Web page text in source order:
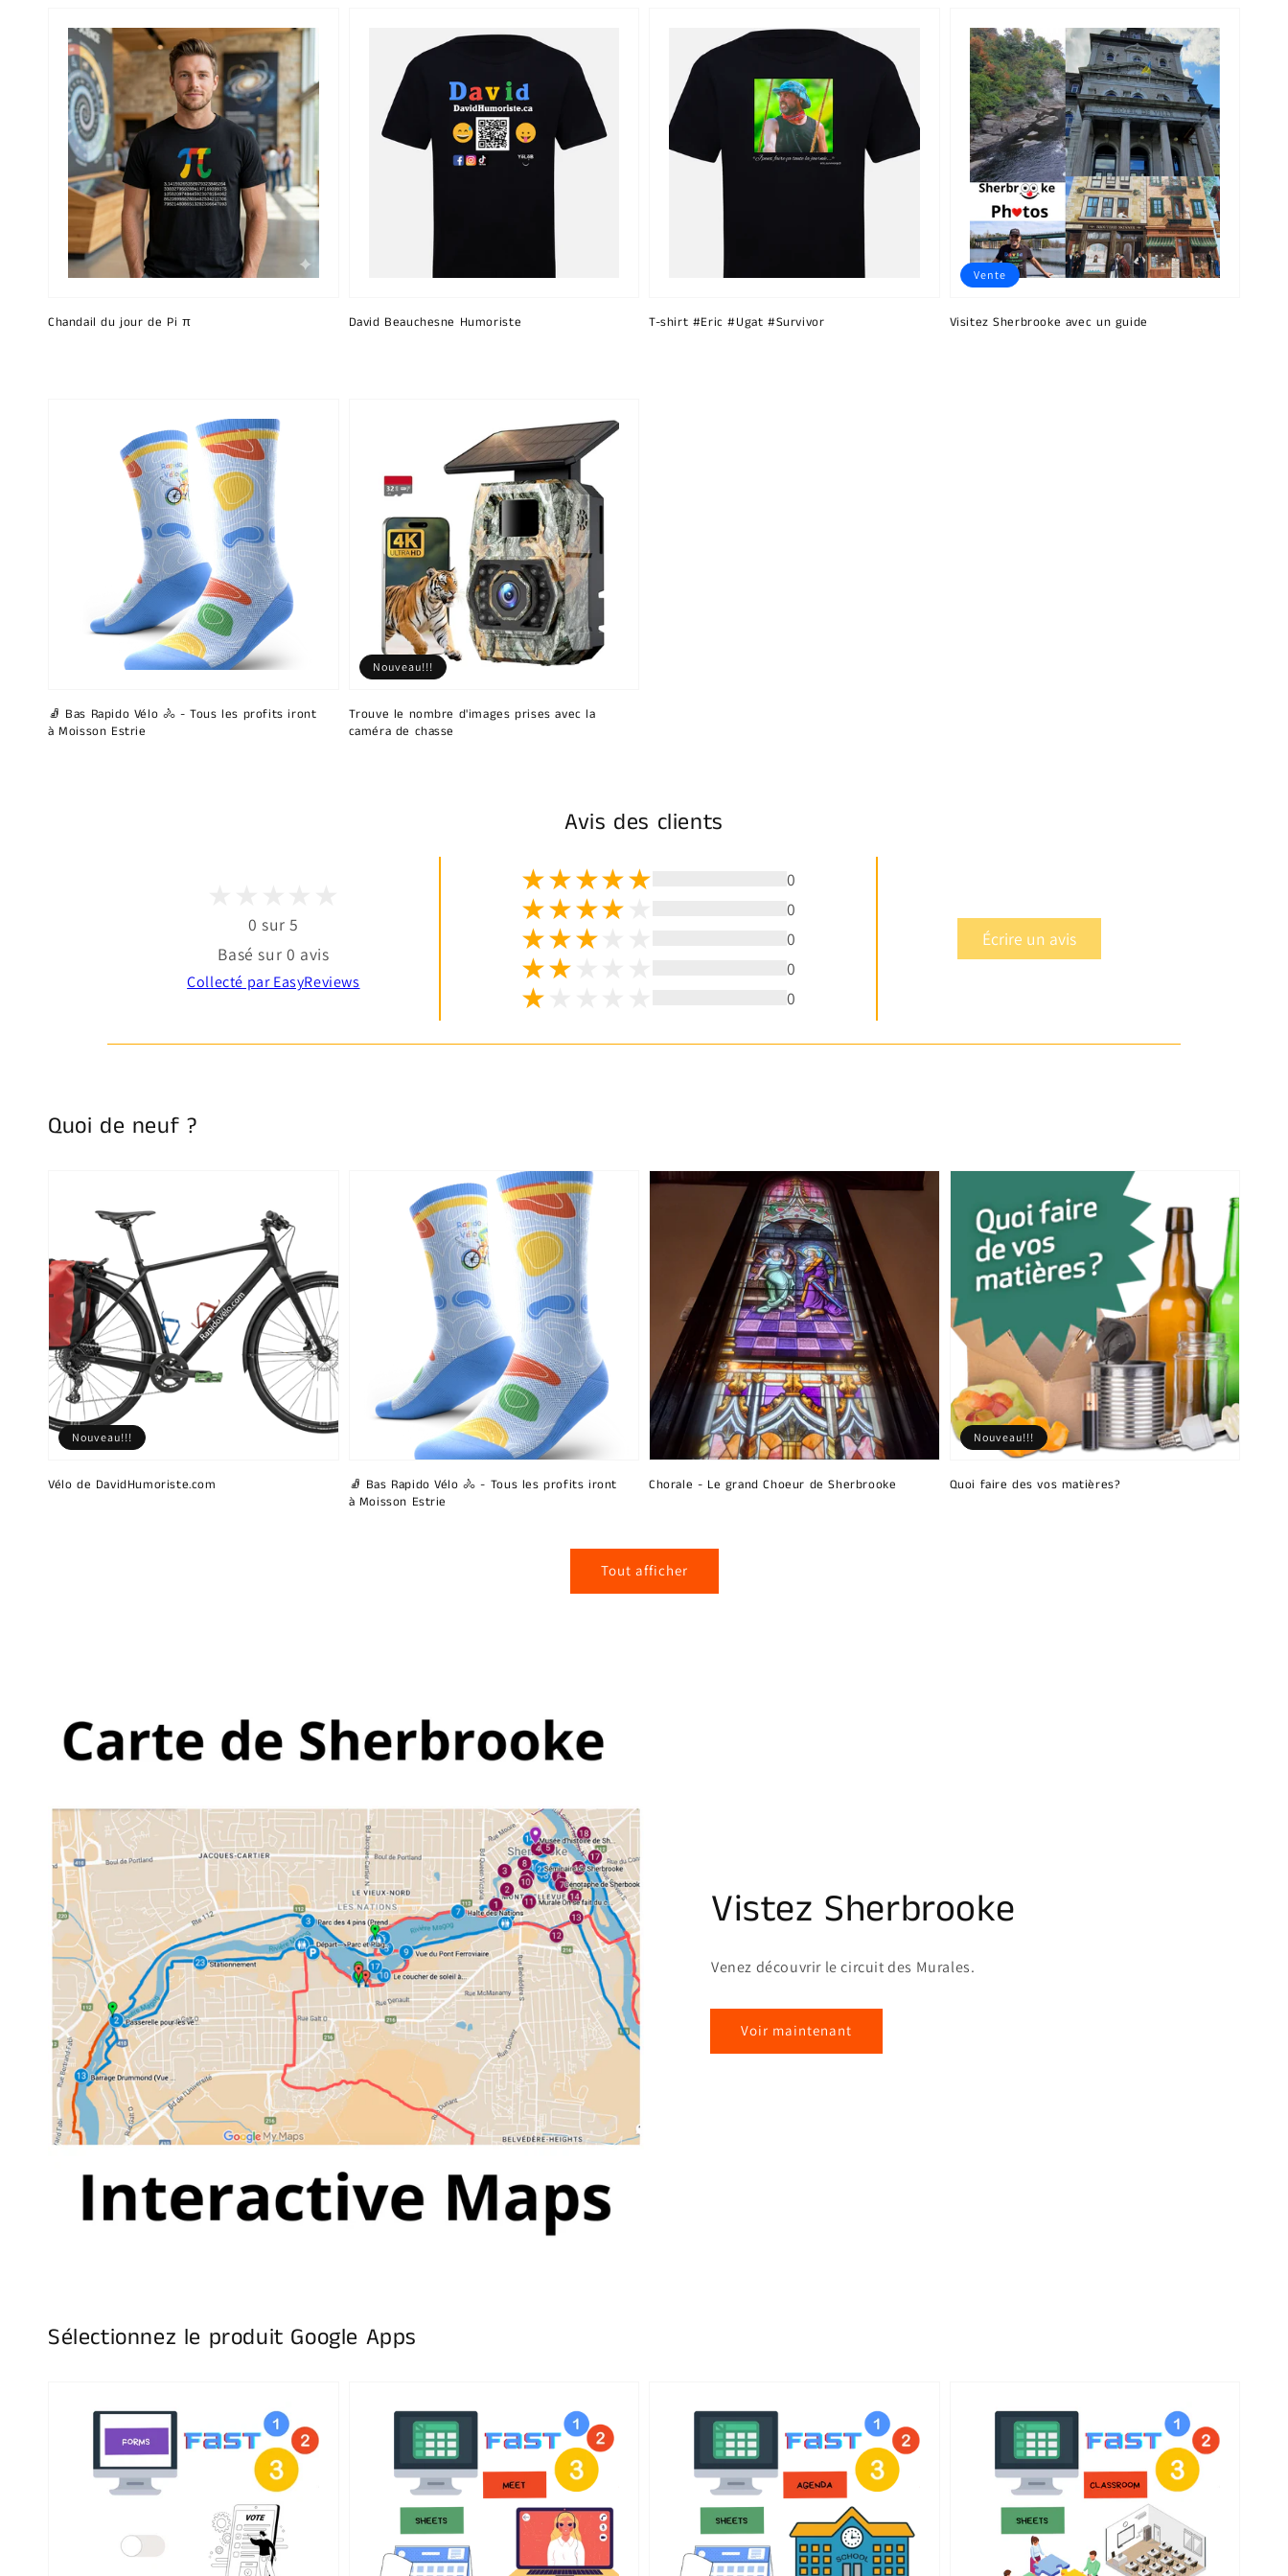
Chandail du jour de Pi π David Beauchesne Humoriste T-shirt #Eric #Ugat #Survivor Visitez Sherbrooke avec un guide
Vente
🧦 Bas Rapido Vélo 🚴 - Tous les profits iront
à Moisson Estrie
Trouve le nombre d'images prises avec la
caméra de chasse
Nouveau!!!
Avis des clients
0 sur 5
Basé sur 0 avis
Collecté par EasyReviews
0
0
0
0
0
Écrire un avis
Quoi de neuf ?
Vélo de DavidHumoriste.com
Nouveau!!!
🧦 Bas Rapido Vélo 🚴 - Tous les profits iront
à Moisson Estrie
Chorale - Le grand Choeur de Sherbrooke Quoi faire des vos matières?
Nouveau!!!
Tout afficher
Vistez Sherbrooke
Venez découvrir le circuit des Murales.
Voir maintenant
Sélectionnez le produit Google Apps